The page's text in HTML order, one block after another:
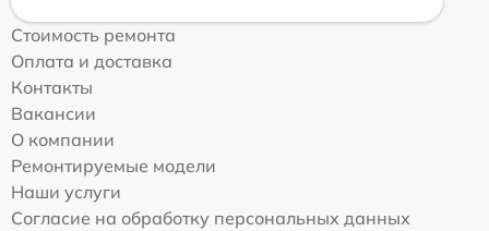
Стоимость ремонта
Оплата и доставка
Контакты
Вакансии
О компании
Ремонтируемые модели
Наши услуги
Согласие на обработку персональных данных